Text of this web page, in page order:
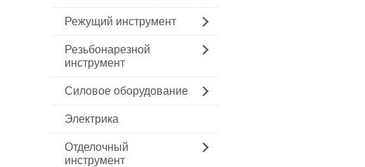
Режущий инструмент
Резьбонарезной
инструмент
Силовое оборудование
Электрика
Отделочный
инструмент